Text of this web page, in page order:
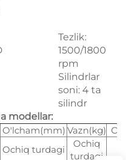
Tezlik:
1500/1800
rpm
Silindrlar
soni: 4 ta
silindr
modellar:
O'lcham(mm) Vazn(kg)
Ochiq turdagi
Ochiq
turdagi